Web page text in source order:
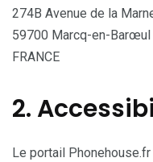
274B Avenue de la
59700 Marcq-en-Barœul
FRANCE
2.
Le portail